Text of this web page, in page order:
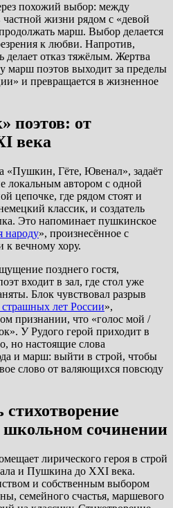
похожий выбор: между
жизни рядом с «девой
марш. Выбор делается
к любви. Напротив,
отказ тяжёлым. Жертва
марш поэтов выходит за пределы
и превращается в жизненное
поэтов: от
века
«Пушкин, Гёте, Ювенал», задаёт
локальным автором с одной
цепочке, где рядом стоят и
классик, и создатель
Это напоминает пушкинское
народу», произнесённое с
к вечному хору.
позднего гостя,
входит в зал, где стол уже
Блок чувствовал разрыв
лет России»,
признании, что «голос мой /
У Рудого герой приходит в
но настоящие слова
и марш: выйти в строй, чтобы
слово от валяющихся повсюду
стихотворение
сочинении
лирического героя в строй
и Пушкина до XXI века.
и собственным выбором
семейного счастья, маршевого